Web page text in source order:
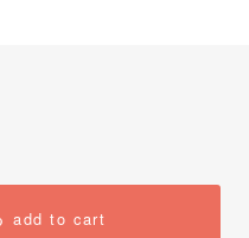
add to cart